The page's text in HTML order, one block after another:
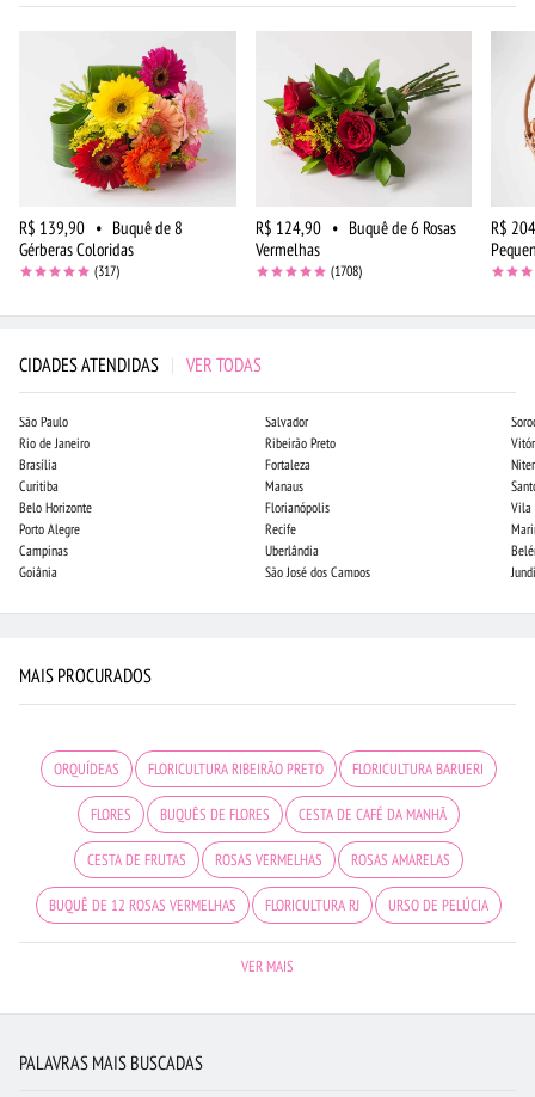
R$ 139,90 • Buquê de 8
Gérberas Coloridas
(317)
R$ 124,90 • Buquê de 6 Rosas
Vermelhas
(1708)
R$
CIDADES ATENDIDAS | VER TODAS
São Paulo
Rio de Janeiro
Brasília
Curitiba
Belo Horizonte
Porto Alegre
Campinas
Goiânia
Salvador
Ribeirão Preto
Fortaleza
Manaus
Florianópolis
Recife
Uberlândia
São José dos Campos
Vila
MAIS PROCURADOS
ORQUÍDEAS FLORICULTURA RIBEIRÃO PRETO FLORICULTURA BARUERI
FLORES BUQUÊS DE FLORES CESTA DE CAFÉ DA MANHÃ
CESTA DE FRUTAS ROSAS VERMELHAS ROSAS AMARELAS
BUQUÊ DE 12 ROSAS VERMELHAS FLORICULTURA RJ URSO DE PELÚCIA
VER MAIS
PALAVRAS MAIS BUSCADAS